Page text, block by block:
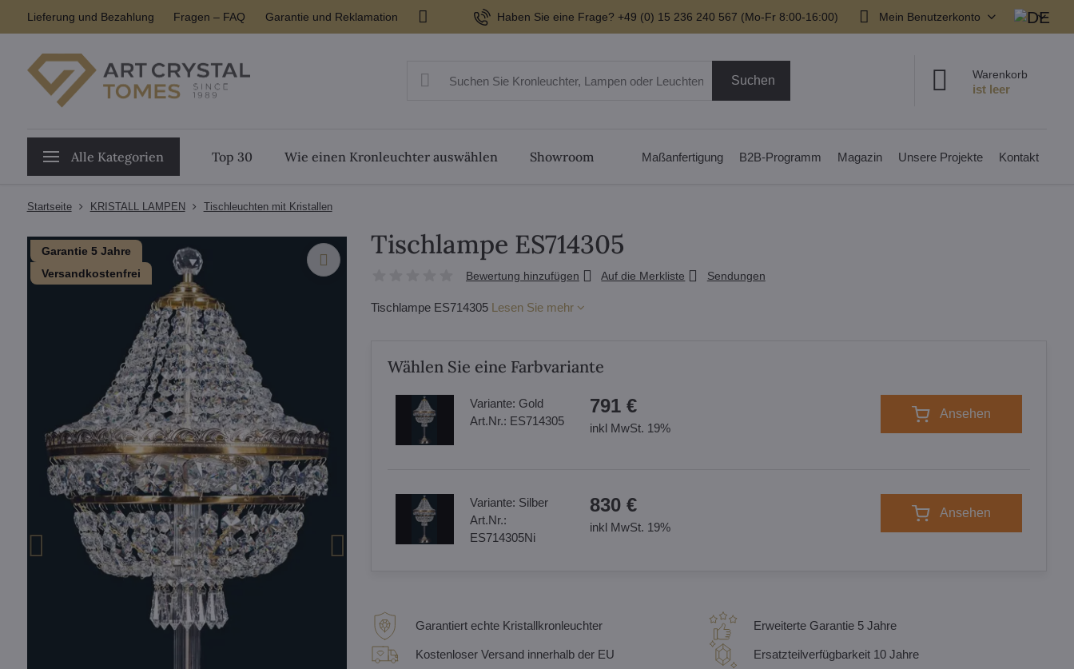
Lieferung und Bezahlung Fragen – FAQ Garantie und Reklamation Haben Sie eine Frage? +49 (0) 15 236 240 567 (Mo-Fr 8:00-16:00) Mein Benutzerkonto
Suchen Warenkorb
Alle Kategorien Top 30 Wie einen Kronleuchter auswählen Showroom Maßanfertigung B2B-Programm Magazin Unsere Projekte Kontakt
Startseite KRISTALL LAMPEN Tischleuchten mit Kristallen
Garantie 5 Jahre
Versandkostenfrei
Tischlampe ES714305
Bewertung hinzufügen Auf die Merkliste Sendungen
Tischlampe ES714305 Lesen Sie mehr
Wählen Sie eine Farbvariante
Variante: Gold
Art.Nr.: ES714305
791 €
inkl MwSt. 19%
Ansehen
Variante: Silber
Art.Nr.:
ES714305Ni
830 €
inkl MwSt. 19%
Ansehen
Garantiert echte Kristallkronleuchter
Kostenloser Versand innerhalb der EU
Erweiterte Garantie 5 Jahre
Ersatzteilverfügbarkeit 10 Jahre